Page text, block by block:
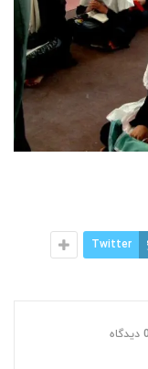
Twitter
0 دیدگاه